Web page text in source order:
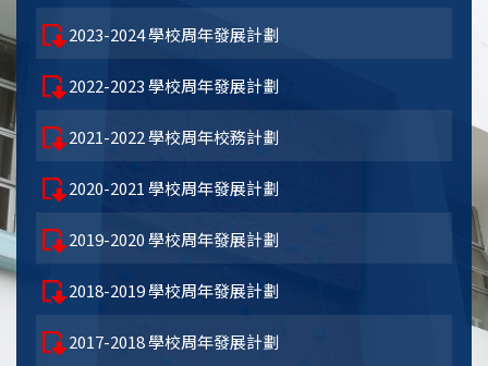
2023-2024 學校周年發展計劃
2022-2023 學校周年發展計劃
2021-2022 學校周年校務計劃
2020-2021 學校周年發展計劃
2019-2020 學校周年發展計劃
2018-2019 學校周年發展計劃
2017-2018 學校周年發展計劃